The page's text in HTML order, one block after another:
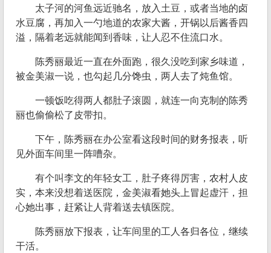
太子河的河鱼远近驰名，放入土豆，或者当地的卤
水豆腐，再加入一勺地道的农家大酱，开锅以后酱香四
溢，隔着老远就能闻到香味，让人忍不住流口水。
陈秀丽最近一直在外面跑，很久没吃到家乡味道，
被金美淑一说，也勾起几分馋虫，两人去了炖鱼馆。
一顿饭吃得两人都肚子滚圆，就连一向克制的陈秀
丽也偷偷松了皮带扣。
下午，陈秀丽在办公室看这段时间的财务报表，听
见外面车间里一阵嘈杂。
有个叫李文的年轻女工，肚子疼得厉害，农村人皮
实，本来没想着送医院，金美淑看她头上冒起虚汗，担
心她出事，赶紧让人背着送去镇医院。
陈秀丽放下报表，让车间里的工人各归各位，继续
干活。